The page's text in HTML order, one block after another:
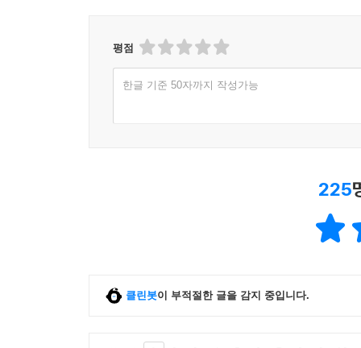
평점
한글 기준 50자까지 작성가능
225
클린봇이 부적절한 글을 감지 중입니다.